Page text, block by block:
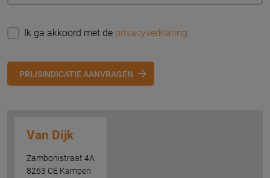
Ik ga akkoord met de privacyverklaring.
PRIJSINDICATIE AANVRAGEN
Van Dijk
Zambonistraat 4A
8263 CE Kampen